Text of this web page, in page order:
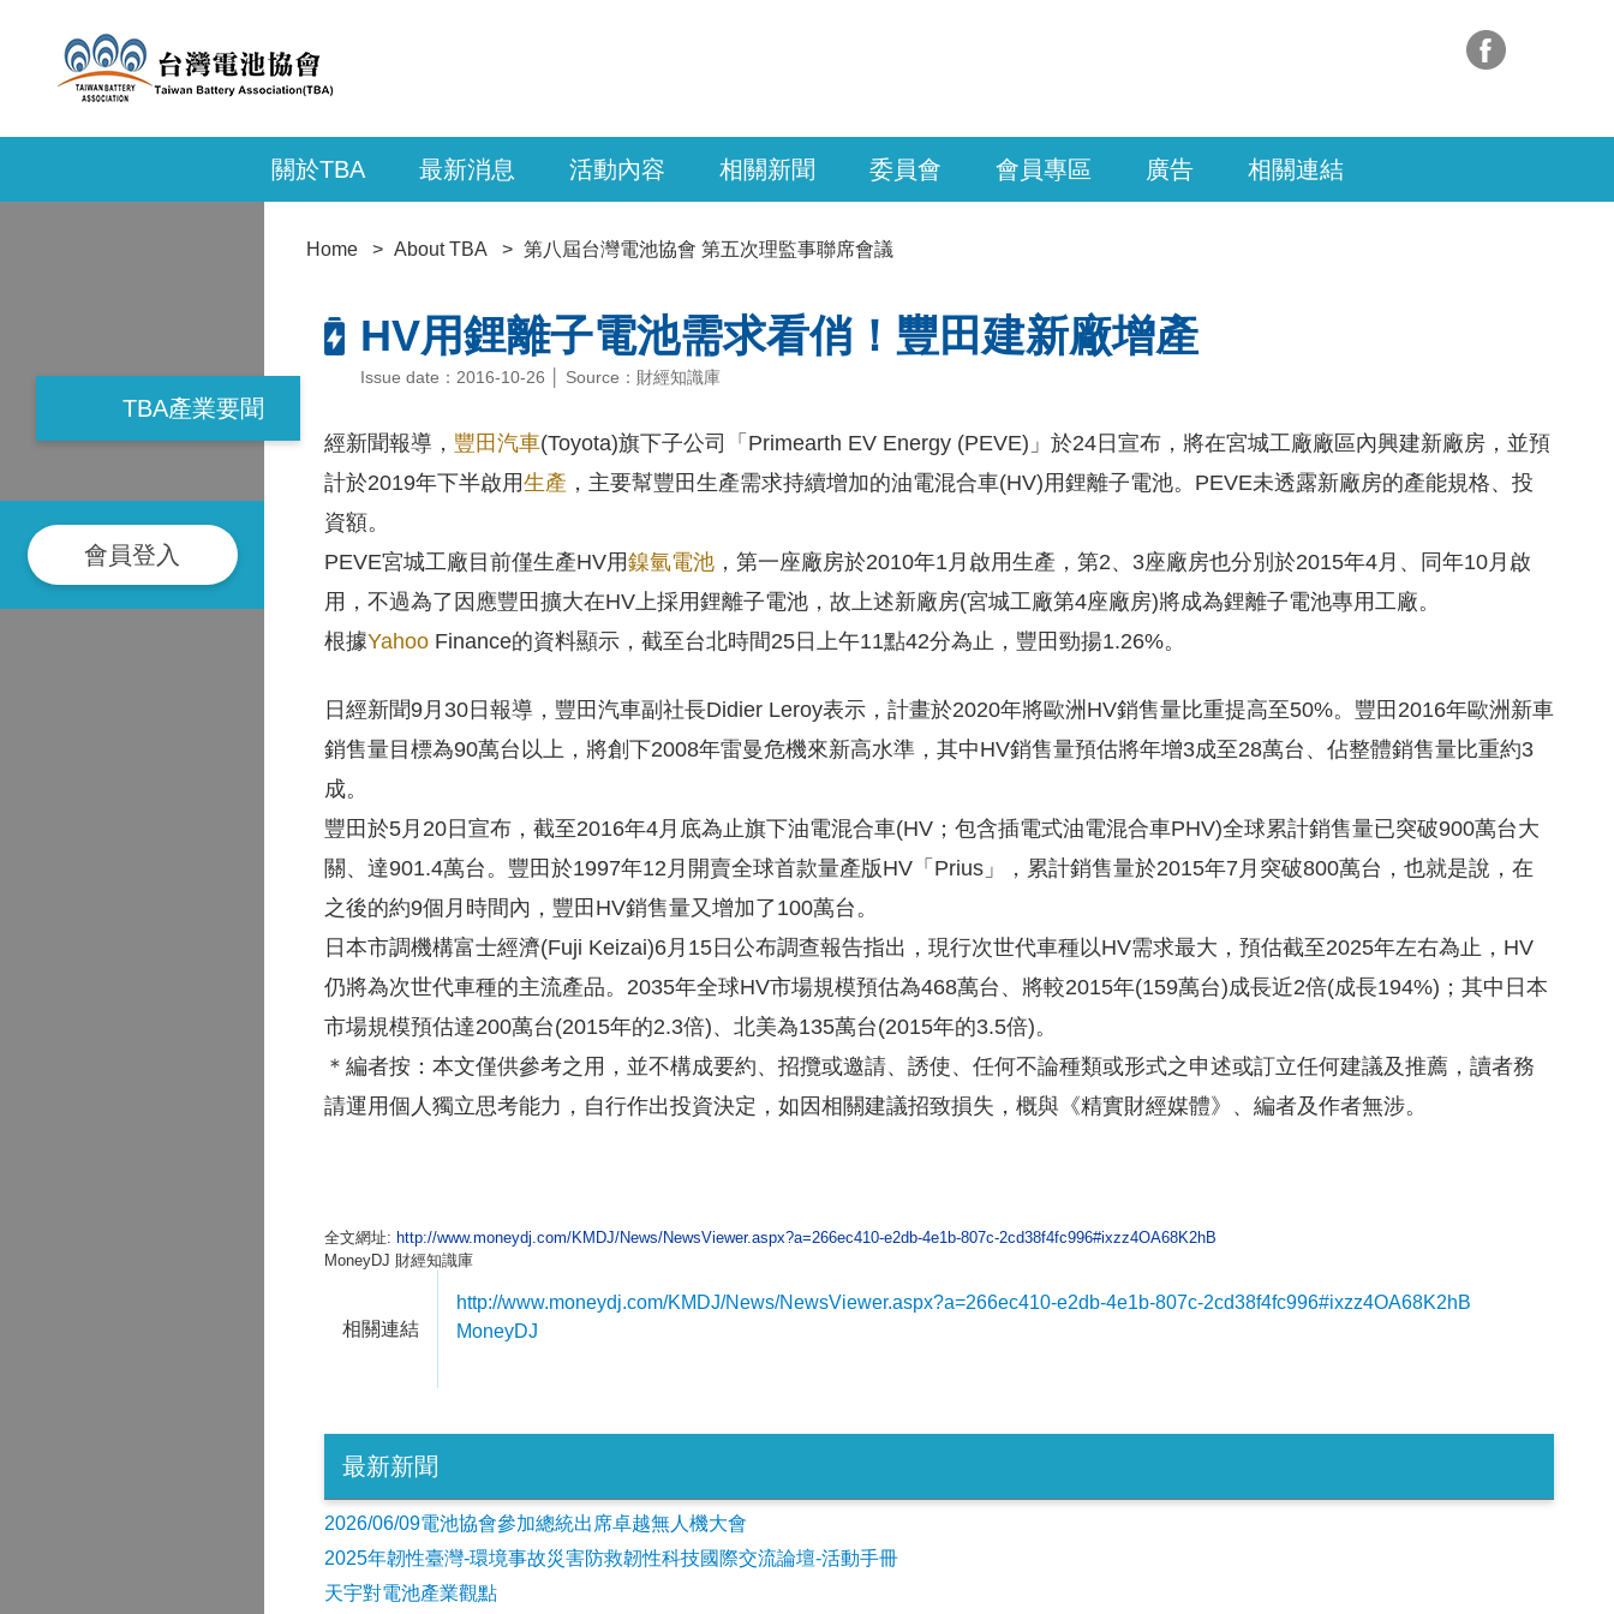
關於TBA 最新消息 活動內容 相關新聞 委員會 會員專區 廣告 相關連結
TBA產業要聞
會員登入
Home About TBA 第八屆台灣電池協會 第五次理監事聯席會議
HV用鋰離子電池需求看俏！豐田建新廠增產
Issue date：2016-10-26 │ Source：財經知識庫
經新聞報導， 豐田汽車(Toyota)旗下子公司「Primearth EV Energy (PEVE)」於24日宣布，將在宮城工廠廠區內興建新廠房，並預
計於2019年下半啟用生產 ，主要幫豐田生產需求持續增加的油電混合車(HV)用鋰離子電池。PEVE未透露新廠房的產能規格、投
資額。
PEVE宮城工廠目前僅生產HV用鎳氫電池 ，第一座廠房於2010年1月啟用生產，第2、3座廠房也分別於2015年4月、同年10月啟
用，不過為了因應豐田擴大在HV上採用鋰離子電池，故上述新廠房(宮城工廠第4座廠房)將成為鋰離子電池專用工廠。
根據Yahoo Finance的資料顯示，截至台北時間25日上午11點42分為止，豐田勁揚1.26%。
日經新聞9月30日報導，豐田汽車副社長Didier Leroy表示，計畫於2020年將歐洲HV銷售量比重提高至50%。豐田2016年歐洲新車
銷售量目標為90萬台以上，將創下2008年雷曼危機來新高水準，其中HV銷售量預估將年增3成至28萬台、佔整體銷售量比重約3
成。
豐田於5月20日宣布，截至2016年4月底為止旗下油電混合車(HV；包含插電式油電混合車PHV)全球累計銷售量已突破900萬台大
關、達901.4萬台。豐田於1997年12月開賣全球首款量產版HV「Prius」，累計銷售量於2015年7月突破800萬台，也就是說，在
之後的約9個月時間內，豐田HV銷售量又增加了100萬台。
日本市調機構富士經濟(Fuji Keizai)6月15日公布調查報告指出，現行次世代車種以HV需求最大，預估截至2025年左右為止，HV
仍將為次世代車種的主流產品。2035年全球HV市場規模預估為468萬台、將較2015年(159萬台)成長近2倍(成長194%)；其中日本
市場規模預估達200萬台(2015年的2.3倍)、北美為135萬台(2015年的3.5倍)。
＊編者按：本文僅供參考之用，並不構成要約、招攬或邀請、誘使、任何不論種類或形式之申述或訂立任何建議及推薦，讀者務
請運用個人獨立思考能力，自行作出投資決定，如因相關建議招致損失，概與《精實財經媒體》、編者及作者無涉。
全文網址: http://www.moneydj.com/KMDJ/News/NewsViewer.aspx?a=266ec410-e2db-4e1b-807c-2cd38f4fc996#ixzz4OA68K2hB
MoneyDJ 財經知識庫
相關連結
http://www.moneydj.com/KMDJ/News/NewsViewer.aspx?a=266ec410-e2db-4e1b-807c-2cd38f4fc996#ixzz4OA68K2hB
MoneyDJ
最新新聞
2026/06/09電池協會參加總統出席卓越無人機大會
2025年韌性臺灣-環境事故災害防救韌性科技國際交流論壇-活動手冊
天宇對電池產業觀點